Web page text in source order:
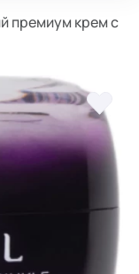
премиум крем с